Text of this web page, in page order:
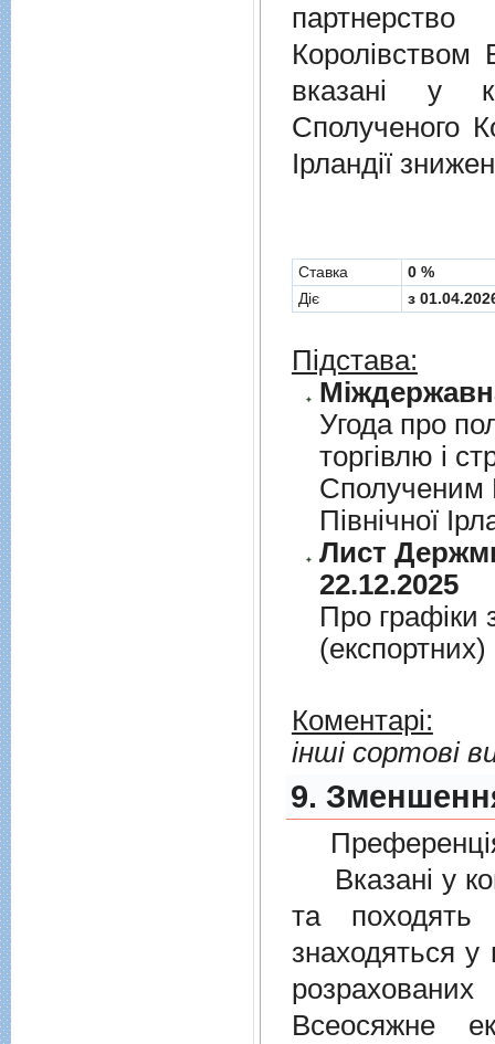
Королівством
вказані у
Сполученого
Ірландії
Cтавка
0 %
Діє
з
Підстава:
Угода про
торгiвлю i
Сполученим
Пiвнiчної
Лист
22.12.2025
Про графiки
Коментарі:
інші сортові
9.
Вказані у
та походять
знаходяться у
Всеосяжне